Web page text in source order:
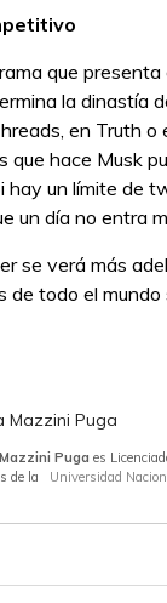
que
la dinastía
en Truth o
que hace Musk
hay un límite de
un día no entra
se verá más
de todo el
Mazzini Puga
Puga es
de la
Universidad